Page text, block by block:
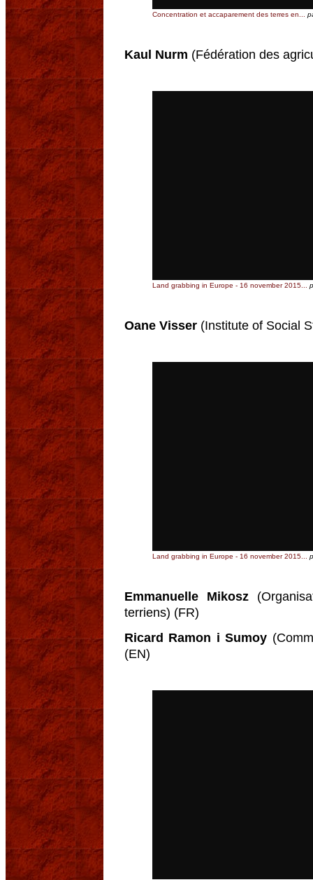
Concentration et accaparement des terres en...
Kaul Nurm (Fédération des
Land grabbing in Europe - 16 november 2015...
Oane Visser (Institute of Social
Land grabbing in Europe - 16 november 2015...
Emmanuelle Mikosz
terriens) (FR)
Ricard Ramon i Sumoy
(EN)